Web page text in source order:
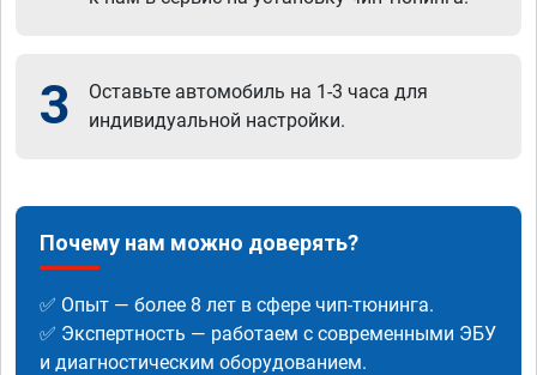
3
Оставьте автомобиль на 1-3 часа для
индивидуальной настройки.
Почему нам можно доверять?
✅ Опыт — более 8 лет в сфере чип-тюнинга.
✅ Экспертность — работаем с современными ЭБУ
и диагностическим оборудованием.